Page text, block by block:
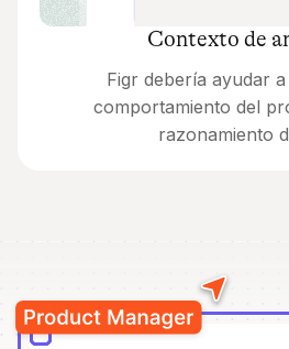
Contexto de
Figr debería ayudar
comportamiento del
razonamiento